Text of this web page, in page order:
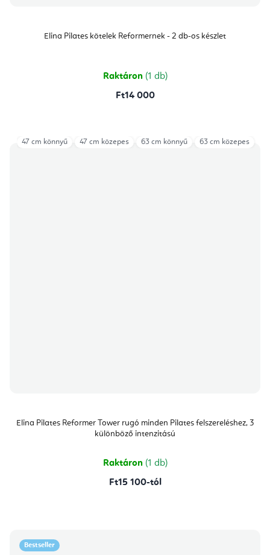
Elina Pilates kötelek Reformernek - 2 db-os készlet
Raktáron (1 db)
Ft14 000
Elina Pilates Reformer Tower rugó minden Pilates felszereléshez, 3
különböző intenzitású
Raktáron (1 db)
Ft15 100-tól
47 cm könnyű 47 cm közepes 63 cm könnyű 63 cm közepes
Bestseller